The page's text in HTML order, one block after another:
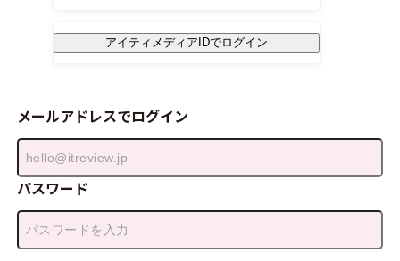
アイティメディアIDでログイン
メールアドレスでログイン
パスワード